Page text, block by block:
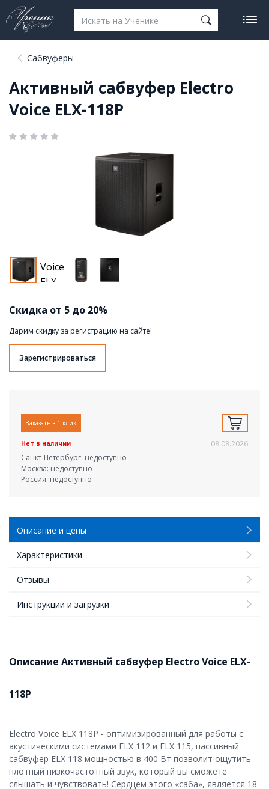
Сабвуферы
Активный cабвуфер Electro
Voice ELX-118P
Скидка от 5 до 20%
Дарим скидку за регистрацию на сайте!
Зарегистрироваться
Заказать в 1 клик
Нет в наличии
08.08.2026
Санкт-Петербург: недоступно
Москва: недоступно
Россия: недоступно
Описание и цены
Характеристики
Отзывы
Инструкции и загрузки
Описание Активный cабвуфер Electro Voice ELX-
118P
Electro Voice ELX 118P - оптимизированный для работы с
акустическими системами ELX 112 и ELX 115, пассивный
сабвуфер ELX 118 мощностью в 400 Вт позволит ощутить
плотный низкочастотный звук, который вы сможете
слышать и чувствовать! Сердцем этого «саба», является 18'